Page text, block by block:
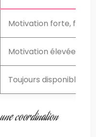
Motivation forte, facile
Motivation élevée
Toujours disponible,
coordination